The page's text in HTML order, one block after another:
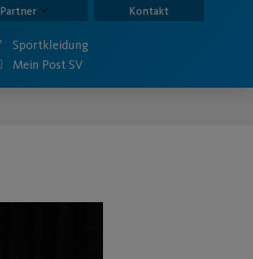
Partner Kontakt
Sportkleidung
Mein Post SV